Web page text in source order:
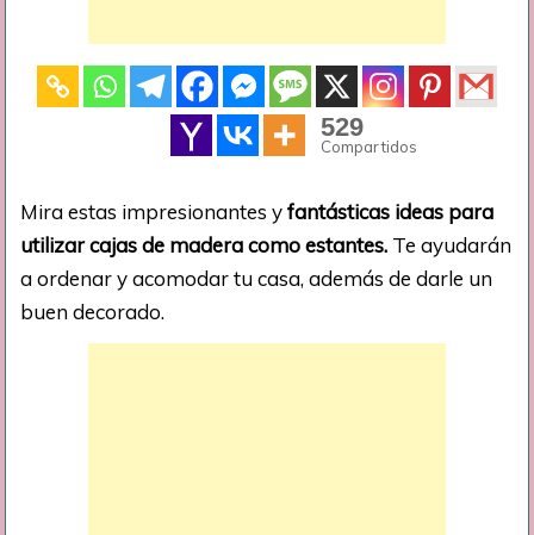
529
Compartidos
Mira estas impresionantes yfantásticas ideas para
utilizar cajas de madera como estantes. Te ayudarán
a ordenar y acomodar tu casa, además de darle un
buen decorado.